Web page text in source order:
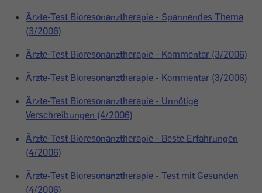
Ärzte-Test Bioresonanztherapie - Spannendes Thema
(3/2006)
Ärzte-Test Bioresonanztherapie - Kommentar (3/2006)
Ärzte-Test Bioresonanztherapie - Kommentar (3/2006)
Ärzte-Test Bioresonanztherapie - Unnötige
Verschreibungen (4/2006)
Ärzte-Test Bioresonanztherapie - Beste Erfahrungen
(4/2006)
Ärzte-Test Bioresonanztherapie - Test mit Gesunden
(4/2006)